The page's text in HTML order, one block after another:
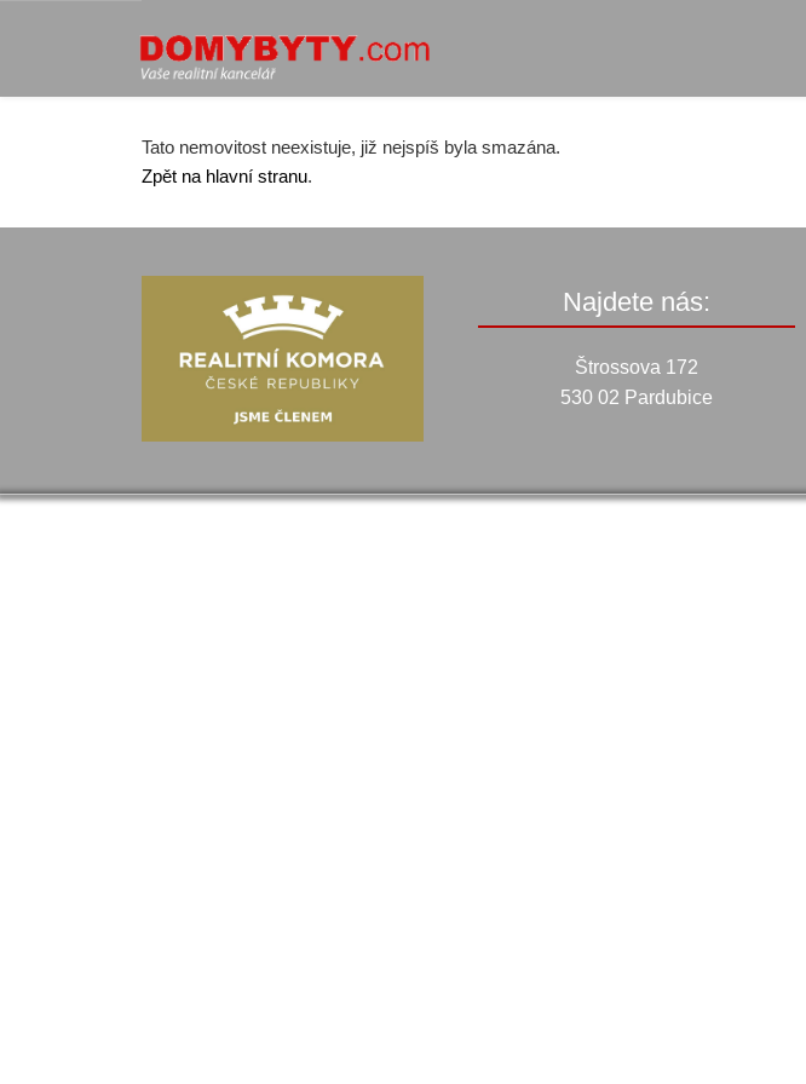
Tato nemovitost neexistuje, již nejspíš byla smazána.
Zpět na hlavní stranu.
Najdete nás:
Štrossova 172
530 02 Pardubice